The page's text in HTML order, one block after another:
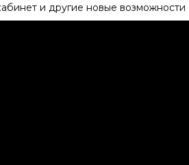
и другие новые возможности